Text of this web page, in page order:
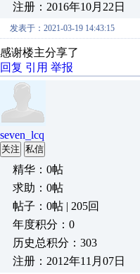
注册：2016年10月22日
发表于：2021-03-19 14:43:15
感谢楼主分享了
回复 引用 举报
seven_lcq
关注 私信
精华：0帖
求助：0帖
帖子：0帖 | 205回
年度积分：0
历史总积分：303
注册：2012年11月07日